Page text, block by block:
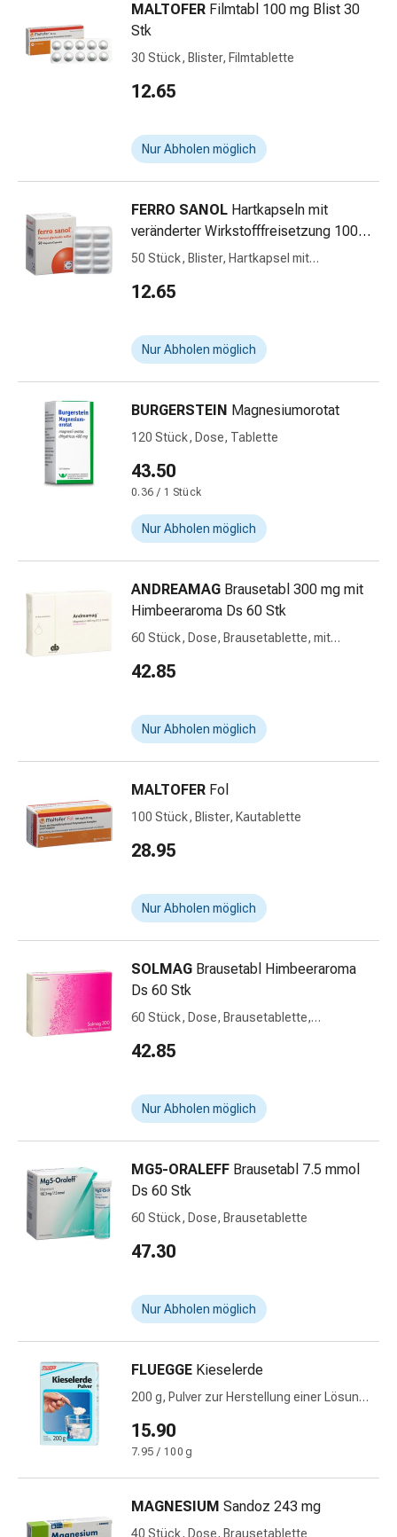
Konzentrationsstörung
Allergien
&
Heuschnupfen
Nase
Durchfall
Hämorrhoiden
Magenbrennen
Übelkeit
Verdauung,
Blähungen
&
Krämpfe
Medizinische
Hautpflege
Ekzeme
Juckreiz
Warzen
Nagel-
Narbenbehandlung
Haut
Krankhaftes
Schwitzen
Unreine
Haut
Fieberblasen
Hautausschlag
Naturmittel
Bachblütentherapie
Aus
Homöopathie
Phytotherapie
Schüssler-
Harnwegsbeschwerden
Prostata
Nieren-
und
Blasenbeschwerden
Kopfschmerzen
Muskel-
Gelenkschmerzen
Kühlen
Wärmen
MALTOFER Filmtabl 100 mg Blist 30
Stk
30 Stück, Blister, Filmtablette
12.65
Nur Abholen möglich
FERRO SANOL Hartkapseln mit
veränderter Wirkstofffreisetzung 100
mg
50 Stück, Blister, Hartkapsel mit
12.65
Nur Abholen möglich
BURGERSTEIN Magnesiumorotat
120 Stück, Dose, Tablette
43.50
0.36 / 1 Stück
Nur Abholen möglich
ANDREAMAG Brausetabl 300 mg mit
Himbeeraroma Ds 60 Stk
60 Stück, Dose, Brausetablette, mit
42.85
Nur Abholen möglich
MALTOFER Fol
100 Stück, Blister, Kautablette
28.95
Nur Abholen möglich
SOLMAG Brausetabl Himbeeraroma
Ds 60 Stk
60 Stück, Dose, Brausetablette,
42.85
Nur Abholen möglich
MG5-ORALEFF Brausetabl 7.5 mmol
Ds 60 Stk
60 Stück, Dose, Brausetablette
47.30
Nur Abholen möglich
FLUEGGE Kieselerde
200 g, Pulver zur Herstellung einer Lösung
15.90
7.95 / 100 g
MAGNESIUM Sandoz 243 mg
40 Stück, Dose, Brausetablette